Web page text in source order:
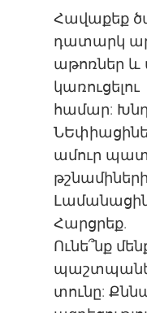
Հավաքեք
դատարկ
աթոռներ և
կառուցելու
համար:
ամուր
Հարցրեք.
Ունե՞նք
տունը: